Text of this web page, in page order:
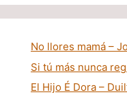
No llores mamá –
Si tú más nunca
El Hijo É Dora –